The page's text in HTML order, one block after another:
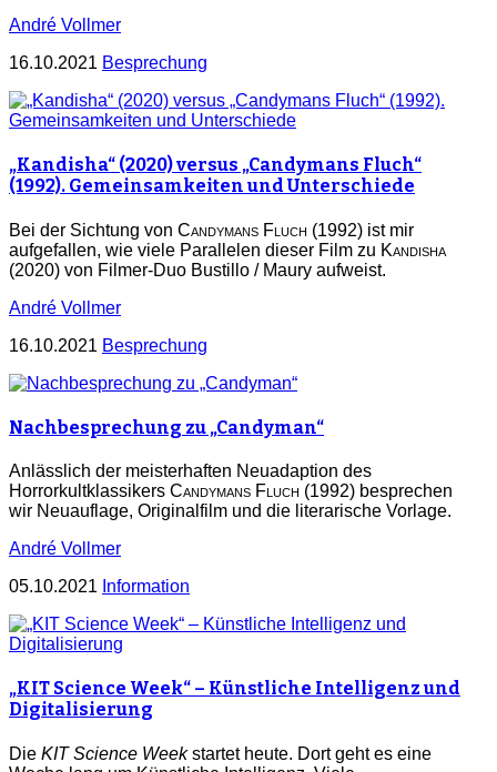
André Vollmer
16.10.2021 Besprechung
„Kandisha“ (2020) versus „Candymans Fluch“
(1992). Gemeinsamkeiten und Unterschiede
Bei der Sichtung von Candymans Fluch (1992) ist mir
aufgefallen, wie viele Parallelen dieser Film zu Kandisha
(2020) von Filmer-Duo Bustillo / Maury aufweist.
André Vollmer
16.10.2021 Besprechung
Nachbesprechung zu „Candyman“
Anlässlich der meisterhaften Neuadaption des
Horrorkultklassikers Candymans Fluch (1992) besprechen
wir Neuauflage, Originalfilm und die literarische Vorlage.
André Vollmer
05.10.2021 Information
„KIT Science Week“ – Künstliche Intelligenz und
Digitalisierung
Die KIT Science Weekstartet heute. Dort geht es eine